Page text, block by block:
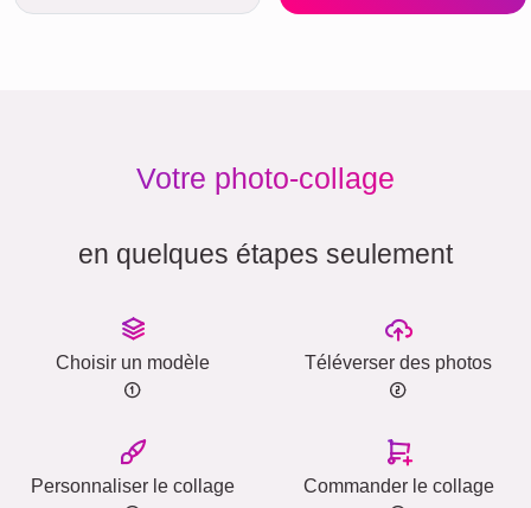
Votre photo-collage
en quelques étapes seulement
Choisir un modèle Téléverser des photos
Personnaliser le collage Commander le collage